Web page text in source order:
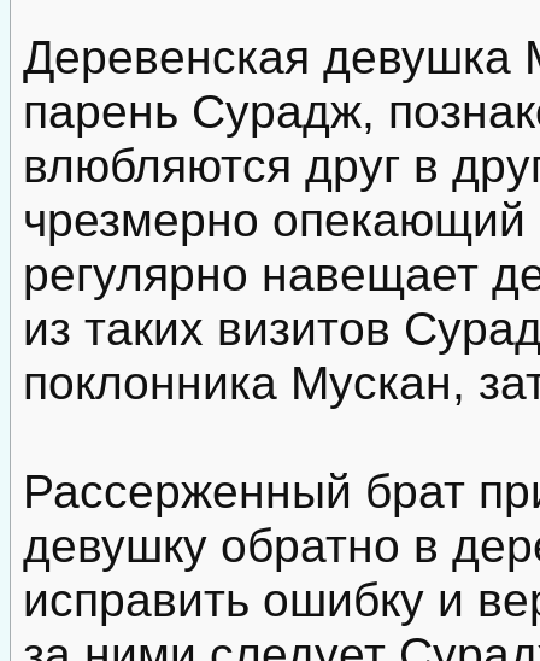
Деревенская девушка
парень Сурадж,
влюбляются друг в
чрезмерно опекающий
регулярно навещает
из таких визитов
поклонника Мускан,
Рассерженный брат
девушку обратно в
исправить ошибку и